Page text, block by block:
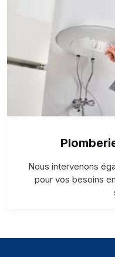
Nous intervenons
pour vos besoins